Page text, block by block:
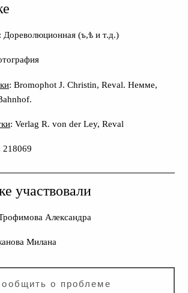
: Дореволюционная (ъ,ѣ и т.д.)
: Bromophot J. Christin, Reval. Немме,
: Verlag R. von der Ley, Reval
218069
участвовали
Александра
Милана
о проблеме